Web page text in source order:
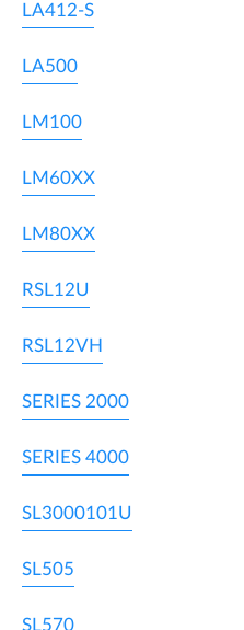
LA412-S
LA500
LM100
LM60XX
LM80XX
RSL12U
RSL12VH
SERIES 2000
SERIES 4000
SL3000101U
SL505
SL570